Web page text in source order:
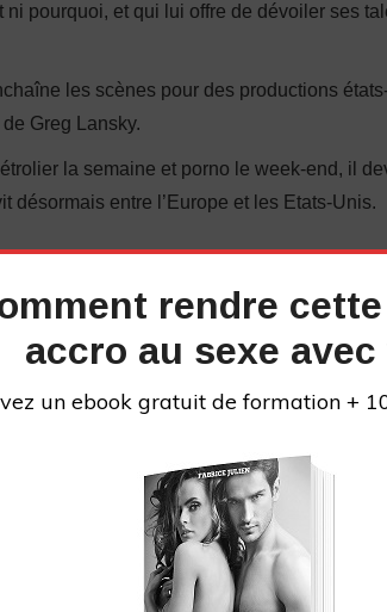
ni pourquoi, et qui lui offre de dévoiler ses
les scènes pour des productions
Greg Lansky.
la semaine et porno le week-end, il
désormais entre l’Europe et les Etats-Unis.
rendre
accro au sexe
un ebook gratuit de formation +